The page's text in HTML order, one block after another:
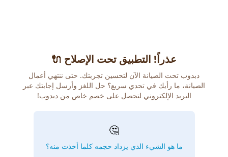
عذراً! التطبيق تحت الإصلاح 🔌
دبدوب تحت الصيانة الآن لتحسين تجربتك. حتى ننتهي أعمال
الصيانة، ما رأيك في تحدي سريع؟ حل اللغز وأرسل إجابتك عبر
البريد الإلكتروني لتحصل على خصم خاص من دبدوب!
🤔
ما هو الشيء الذي يزداد حجمه كلما أخذت منه؟